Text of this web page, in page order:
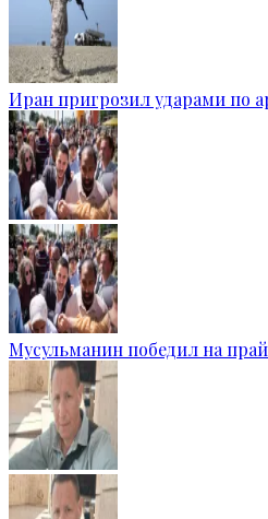
Иран пригрозил ударами по
Мусульманин победил на